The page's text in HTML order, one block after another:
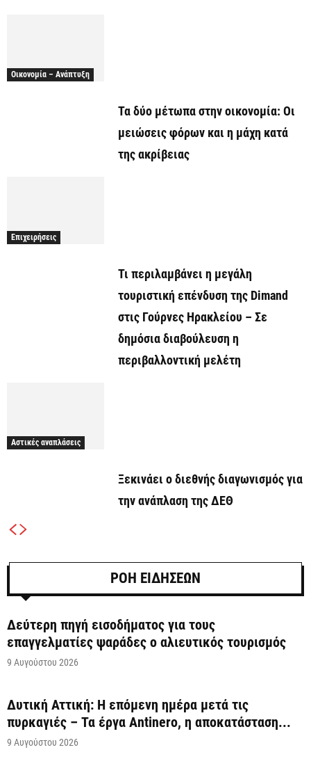
Οικονομία – Ανάπτυξη
Τα δύο μέτωπα στην οικονομία: Οι
μειώσεις φόρων και η μάχη κατά
της ακρίβειας
Επιχειρήσεις
Τι περιλαμβάνει η μεγάλη
τουριστική επένδυση της Dimand
στις Γούρνες Ηρακλείου – Σε
δημόσια διαβούλευση η
περιβαλλοντική μελέτη
Αστικές αναπλάσεις
Ξεκινάει o διεθνής διαγωνισμός για
την ανάπλαση της ΔΕΘ
ΡΟΗ ΕΙΔΗΣΕΩΝ
Δεύτερη πηγή εισοδήματος για τους
επαγγελματίες ψαράδες ο αλιευτικός τουρισμός
9 Αυγούστου 2026
Δυτική Αττική: Η επόμενη ημέρα μετά τις
πυρκαγιές – Τα έργα Antinero, η αποκατάσταση...
9 Αυγούστου 2026